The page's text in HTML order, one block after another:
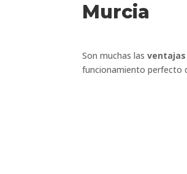
Murcia
Son muchas lasventajas
funcionamiento perfecto